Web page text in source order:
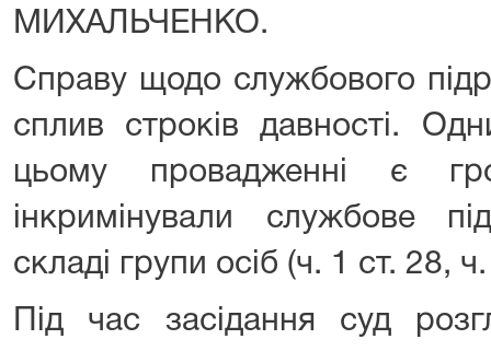
МИХАЛЬЧЕНКО.
Справу щодо службового
сплив строків давності.
цьому провадженні є
інкримінували службове
складі групи осіб (ч. 1 ст. 28,
Під час засідання суд